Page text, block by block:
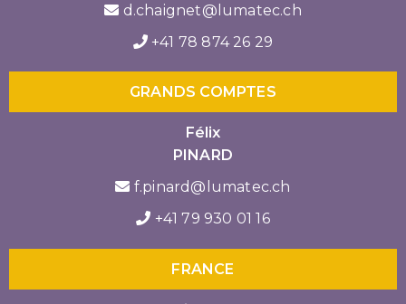
d.chaignet@lumatec.ch
+41 78 874 26 29
GRANDS COMPTES
Félix
PINARD
f.pinard@lumatec.ch
+41 79 930 01 16
FRANCE